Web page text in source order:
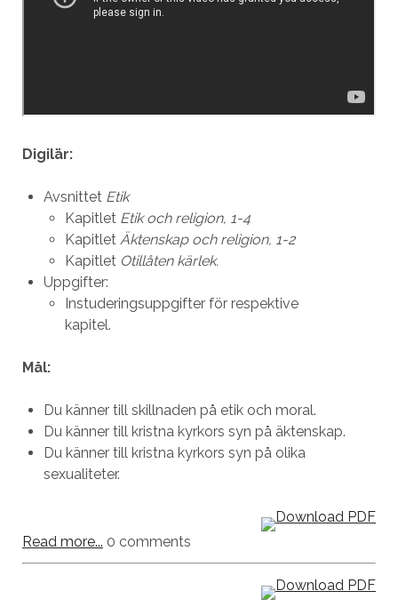
Digilär:
Avsnittet Etik
Kapitlet Etik och religion, 1-4
Kapitlet Äktenskap och religion, 1-2
Kapitlet Otillåten kärlek.
Uppgifter:
Instuderingsuppgifter för respektive
kapitel.
Mål:
Du känner till skillnaden på etik och moral.
Du känner till kristna kyrkors syn på äktenskap.
Du känner till kristna kyrkors syn på olika
sexualiteter.
Read more... 0 comments